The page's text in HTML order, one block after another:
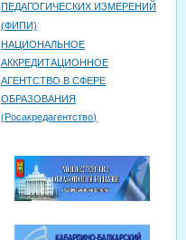
ПЕДАГОГИЧЕСКИХ ИЗМЕРЕНИЙ
(ФИПИ)
НАЦИОНАЛЬНОЕ
АККРЕДИТАЦИОННОЕ
АГЕНТСТВО В СФЕРЕ
ОБРАЗОВАНИЯ
(Росакредагентство)